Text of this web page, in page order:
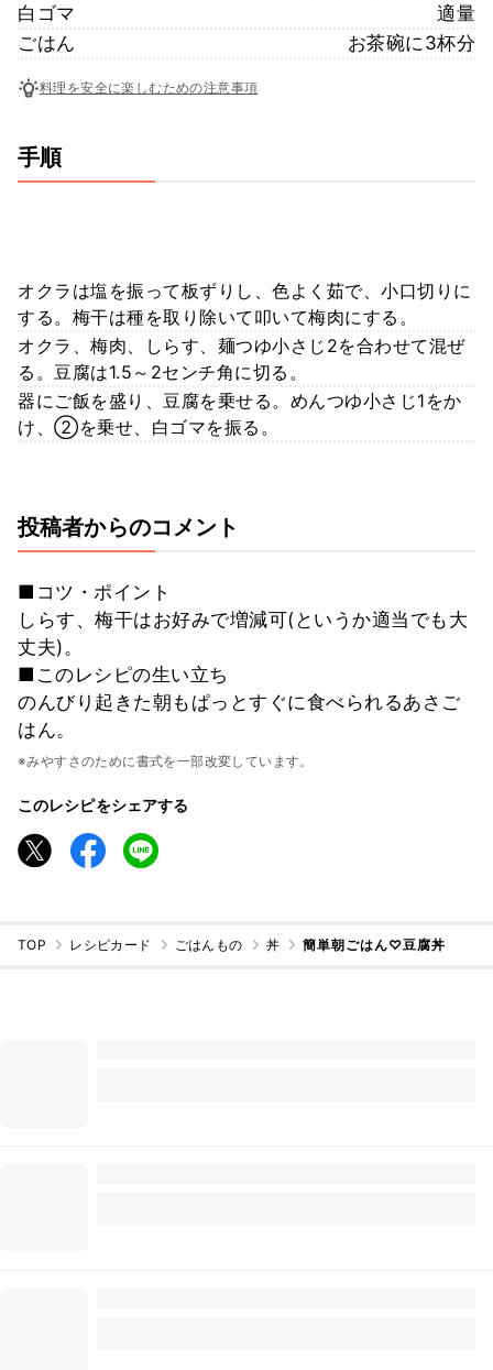
白ゴマ
適量
ごはん
お茶碗に3杯分
料理を安全に楽しむための注意事項
手順
オクラは塩を振って板ずりし、色よく茹で、小口切りに
する。梅干は種を取り除いて叩いて梅肉にする。
オクラ、梅肉、しらす、麺つゆ小さじ2を合わせて混ぜ
る。豆腐は1.5～2センチ角に切る。
器にご飯を盛り、豆腐を乗せる。めんつゆ小さじ1をか
け、②を乗せ、白ゴマを振る。
投稿者からのコメント
■コツ・ポイント
しらす、梅干はお好みで増減可(というか適当でも大
丈夫)。
■このレシピの生い立ち
のんびり起きた朝もぱっとすぐに食べられるあさご
はん。
※みやすさのために書式を一部改変しています。
このレシピをシェアする
TOP レシピカード ごはんもの 丼 簡単朝ごはん♡豆腐丼